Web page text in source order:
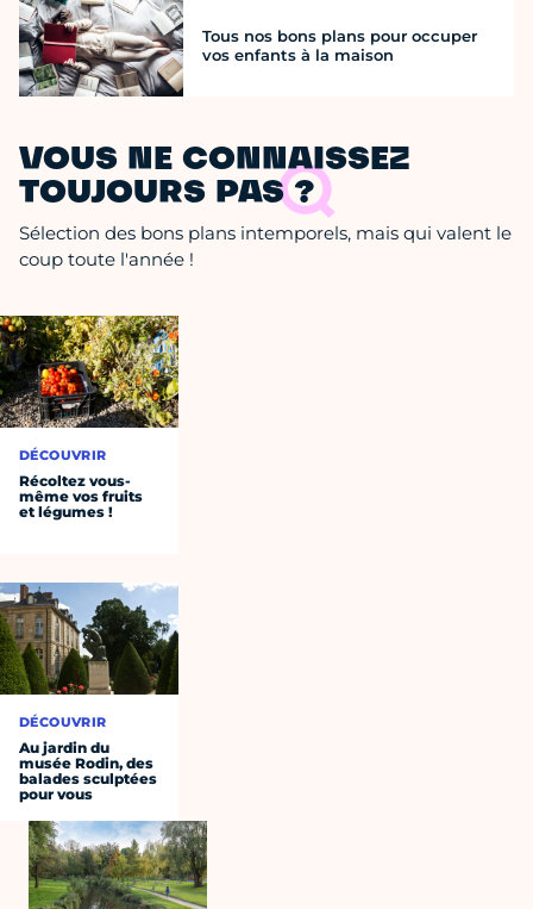
Tous nos bons plans pour occuper
vos enfants à la maison
VOUS NE CONNAISSEZ
TOUJOURS PAS ?
Sélection des bons plans intemporels, mais qui valent le
coup toute l'année !
DÉCOUVRIR
Récoltez vous-
même vos fruits
et légumes !
DÉCOUVRIR
Au jardin du
musée Rodin, des
balades sculptées
pour vous